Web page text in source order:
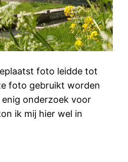
foto leidde tot
foto gebruikt worden
enig onderzoek voor
ik mij hier wel in